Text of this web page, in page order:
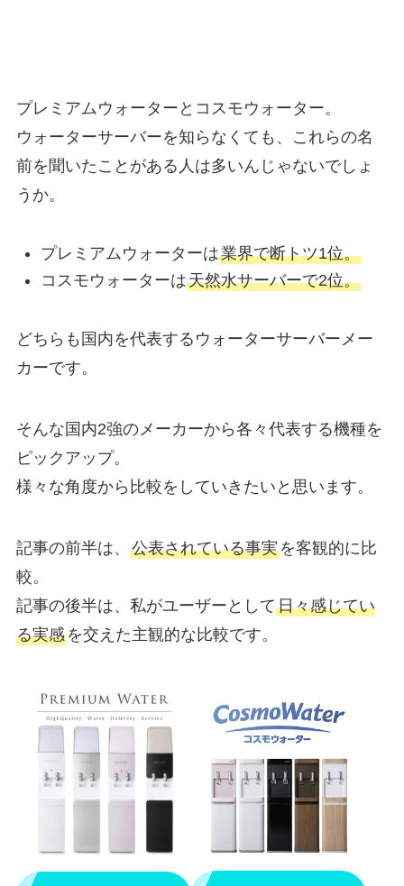
プレミアムウォーターとコスモウォーター。
ウォーターサーバーを知らなくても、これらの名
前を聞いたことがある人は多いんじゃないでしょ
うか。
プレミアムウォーターは業界で断トツ1位。
コスモウォーターは天然水サーバーで2位。
どちらも国内を代表するウォーターサーバーメー
カーです。
そんな国内2強のメーカーから各々代表する機種を
ピックアップ。
様々な角度から比較をしていきたいと思います。
記事の前半は、 公表されている事実を客観的に比
較。
記事の後半は、私がユーザーとして日々感じてい
る実感を交えた主観的な比較です。